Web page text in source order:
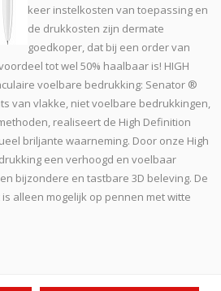
keer instelkosten van toepassing en
de drukkosten zijn dermate
goedkoper, dat bij een order van
tot wel 50% haalbaar is! HIGH
voelbare bedrukking: Senator ®
van vlakke, niet voelbare bedrukkingen,
realiseert de High Definition
briljante waarneming. Door onze High
een verhoogd en voelbaar
bijzondere en tastbare 3D beleving. De
alleen mogelijk op pennen met witte